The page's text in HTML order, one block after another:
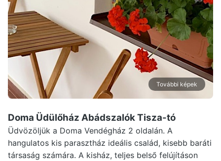
További képek
Doma Üdülőház AbádszalókTisza-tó
Üdvözöljük a Doma Vendégház 2 oldalán. A
hangulatos kis parasztház ideális család, kisebb baráti
társaság számára. A kisház, teljes belső felújításon